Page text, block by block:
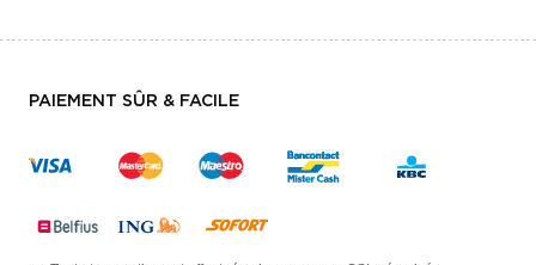
PAIEMENT SÛR & FACILE